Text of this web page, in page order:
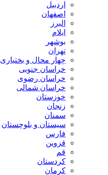
اردبیل
اصفهان
البرز
ایلام
بوشهر
تهران
چهار محال و بختیاری
خراسان جنوبی
خراسان رضوی
خراسان شمالی
خوزستان
زنجان
سمنان
سیستان و بلوچستان
فارس
قزوین
قم
کردستان
کرمان